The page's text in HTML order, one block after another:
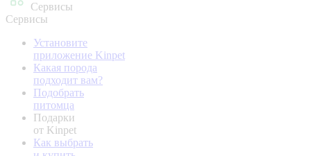
Сервисы
Сервисы
Установите
приложение Kinpet
Какая порода
подходит вам?
Подобрать
питомца
Подарки
от Kinpet
Как выбрать